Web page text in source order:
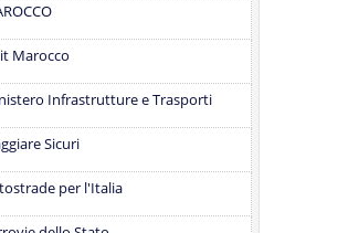
Marocco
Infrastrutture e Trasporti
Sicuri
per l'Italia